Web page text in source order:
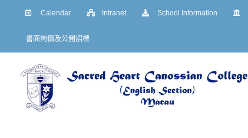
Calendar Intranet School Information
書面詢價及公開招標